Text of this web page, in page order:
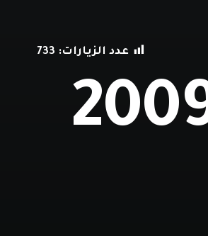
عدد الزيارات: 733